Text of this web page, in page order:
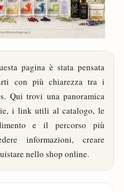
pagina è stata pensata
con più chiarezza tra i
Qui trovi una panoramica
i link utili al catalogo, le
e il percorso più
informazioni, creare
nello shop online.